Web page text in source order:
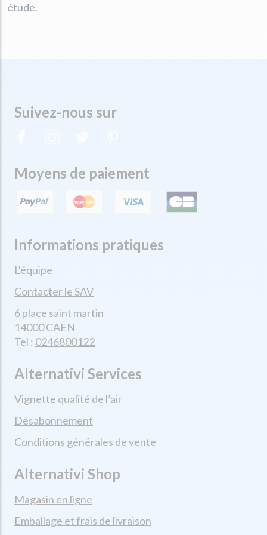
étude.
Suivez-nous sur
Moyens de paiement
Informations pratiques
L'équipe
Contacter le SAV
6 place saint martin
14000 CAEN
Tel : 0246800122
Alternativi Services
Vignette qualité de l’air
Désabonnement
Conditions générales de vente
Alternativi Shop
Magasin en ligne
Emballage et frais de livraison